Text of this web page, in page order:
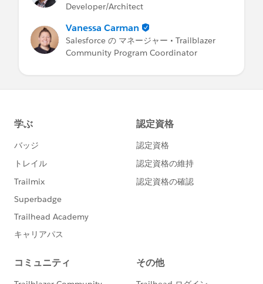
Developer/Architect
Vanessa Carman
Salesforce の マネージャー • Trailblazer
Community Program Coordinator